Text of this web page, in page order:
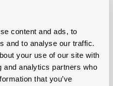
content and ads, to
and to analyse our traffic.
your use of our site with
and analytics partners who
that you’ve